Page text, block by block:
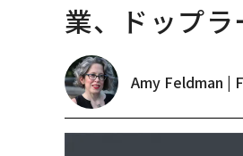
業、ドップ
Amy Feldman |